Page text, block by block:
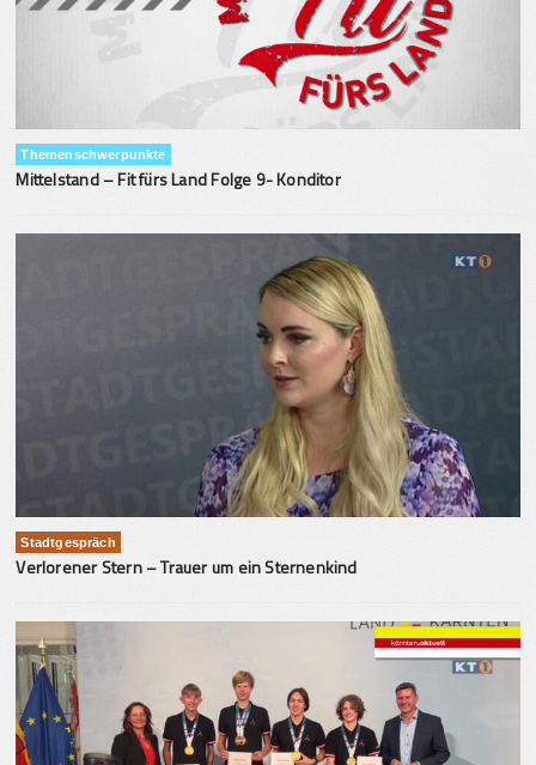
Themenschwerpunkte
Mittelstand – Fit fürs Land Folge 9- Konditor
Stadtgespräch
Verlorener Stern – Trauer um ein Sternenkind